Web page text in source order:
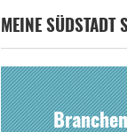
MEINE SÜDSTADT